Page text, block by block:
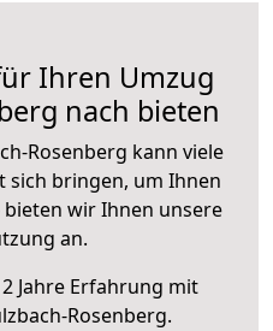
Ihren Umzug
nach bieten
Rosenberg kann viele
bringen, um Ihnen
wir Ihnen unsere
an.
Jahre Erfahrung mit
Rosenberg.